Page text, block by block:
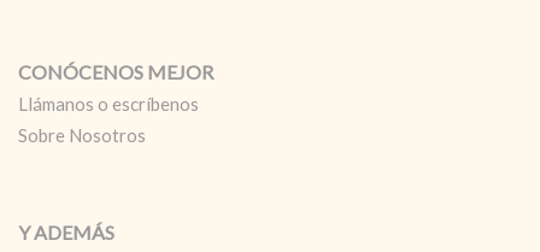
CONÓCENOS MEJOR
Llámanos o escríbenos
Sobre Nosotros
Y ADEMÁS